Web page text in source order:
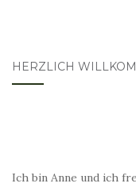
HERZLICH
Ich bin Anne und ich